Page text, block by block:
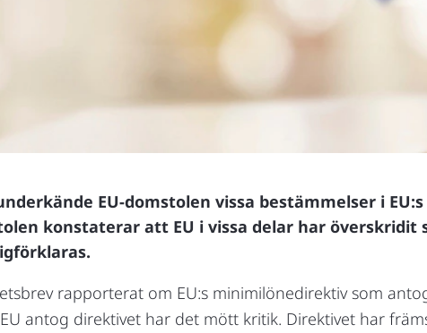
EU-domstolen vissa bestämmelser i
konstaterar att EU i vissa delar har överskridit
rapporterat om EU:s minimilönedirektiv som
antog direktivet har det mött kritik. Direktivet har